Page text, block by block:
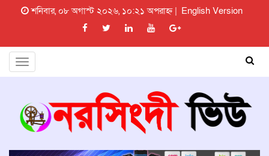
শনিবার, ০৮ অগাস্ট ২০২৬, ১০:২১ অপরাহ্ন | English Version
Toggle